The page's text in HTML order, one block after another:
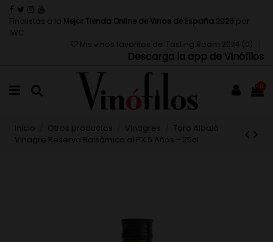
Finalistas a la Mejor Tienda Online de Vinos de España 2025 por
IWC
Mis vinos favoritos del Tasting Room 2024 (0 )
Descarga la app de Vinófilos
0
Inicio Otros productos Vinagres
Toro Albalá
Vinagre Reserva Balsámico al PX 5 Años - 25cl